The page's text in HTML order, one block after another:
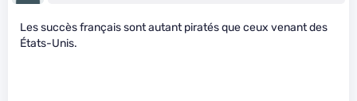
Les succès français sont autant piratés que ceux venant des
États-Unis.